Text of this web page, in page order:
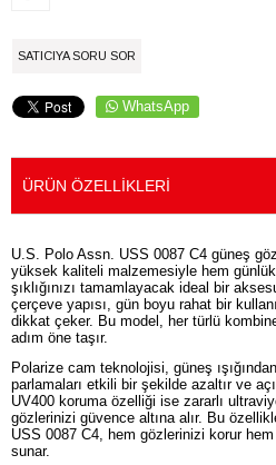
SATICIYA SORU SOR
WhatsApp
ÜRÜN ÖZELLIKLERI
U.S. Polo Assn. USS 0087 C4 güneş
yüksek kaliteli malzemesiyle hem
şıklığınızı tamamlayacak ideal bir
çerçeve yapısı, gün boyu rahat bir
dikkat çeker. Bu model, her türlü
adım öne taşır.
Polarize cam teknolojisi, güneş
parlamaları etkili bir şekilde azaltır ve
UV400 koruma özelliği ise zararlı
gözlerinizi güvence altına alır. Bu
USS 0087 C4, hem gözlerinizi korur
sunar.